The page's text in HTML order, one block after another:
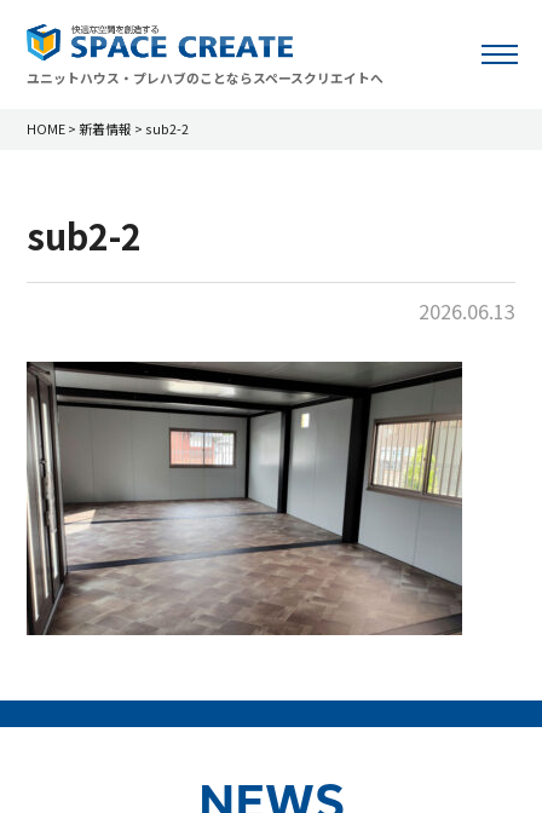
ユニットハウス・プレハブのことならスペースクリエイトへ
HOME > 新着情報 > sub2-2
sub2-2
2026.06.13
NEWS